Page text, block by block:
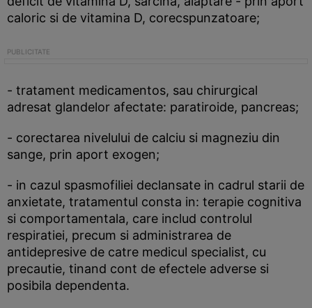
caloric si de vitamina D, corecspunzatoare;
- tratament medicamentos, sau chirurgical
adresat glandelor afectate: paratiroide, pancreas;
- corectarea nivelului de calciu si magneziu din
sange, prin aport exogen;
- in cazul spasmofiliei declansate in cadrul starii de
anxietate, tratamentul consta in: terapie cognitiva
si comportamentala, care includ controlul
respiratiei, precum si administrarea de
antidepresive de catre medicul specialist, cu
precautie, tinand cont de efectele adverse si
posibila dependenta.